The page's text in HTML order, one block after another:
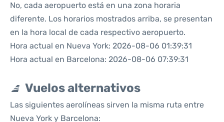
No, cada aeropuerto está en una zona horaria
diferente. Los horarios mostrados arriba, se presentan
en la hora local de cada respectivo aeropuerto.
Hora actual en Nueva York: 2026-08-06 01:39:31
Hora actual en Barcelona: 2026-08-06 07:39:31
Vuelos alternativos
Las siguientes aerolíneas sirven la misma ruta entre
Nueva York y Barcelona: